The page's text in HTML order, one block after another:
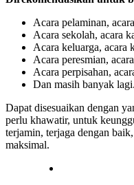
Acara pelaminan,
Acara sekolah, acara
Acara keluarga, acara
Acara peresmian,
Acara perpisahan,
Dan masih banyak lagi.
Dapat disesuaikan dengan
perlu khawatir, untuk
terjamin, terjaga dengan
maksimal.